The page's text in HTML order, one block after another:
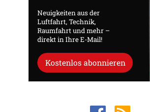
Neuigkeiten aus der
Luftfahrt, Technik,
Raumfahrt und mehr –
direkt in Ihre E-Mail!
Kostenlos abonnieren